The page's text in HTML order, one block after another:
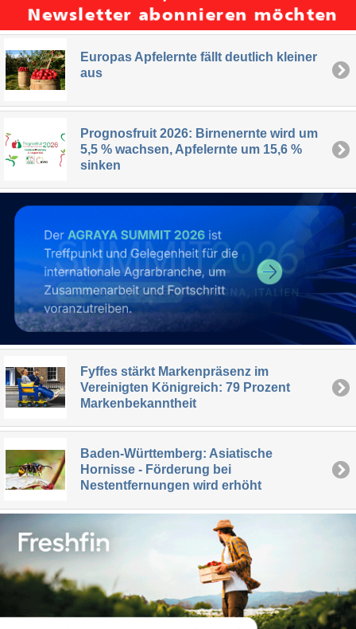
Europas Apfelernte fällt deutlich kleiner
aus
Prognosfruit 2026: Birnenernte wird um
5,5 % wachsen, Apfelernte um 15,6 %
sinken
Fyffes stärkt Markenpräsenz im
Vereinigten Königreich: 79 Prozent
Markenbekanntheit
Baden-Württemberg: Asiatische
Hornisse - Förderung bei
Nestentfernungen wird erhöht